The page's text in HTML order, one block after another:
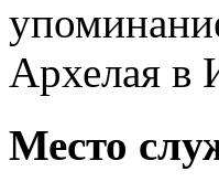
Архелая в
Место